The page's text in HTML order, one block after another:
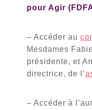
pour Agir
– Accéder au
Mesdames
présidente, et
directrice, de l’
– Accéder à